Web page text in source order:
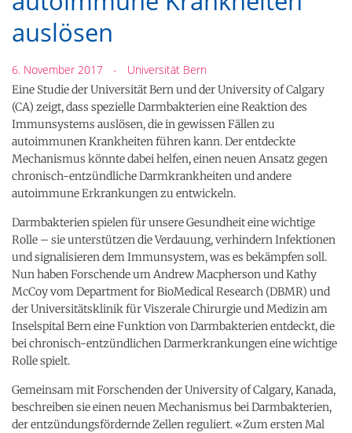
auslösen
6. November 2017 - Universität Bern
Eine Studie der Universität Bern und der University of Calgary
(CA) zeigt, dass spezielle Darmbakterien eine Reaktion des
Immunsystems auslösen, die in gewissen Fällen zu
autoimmunen Krankheiten führen kann. Der entdeckte
Mechanismus könnte dabei helfen, einen neuen Ansatz gegen
chronisch-entzündliche Darmkrankheiten und andere
autoimmune Erkrankungen zu entwickeln.
Darmbakterien spielen für unsere Gesundheit eine wichtige
Rolle – sie unterstützen die Verdauung, verhindern Infektionen
und signalisieren dem Immunsystem, was es bekämpfen soll.
Nun haben Forschende um Andrew Macpherson und Kathy
McCoy vom Department for BioMedical Research (DBMR) und
der Universitätsklinik für Viszerale Chirurgie und Medizin am
Inselspital Bern eine Funktion von Darmbakterien entdeckt, die
bei chronisch-entzündlichen Darmerkrankungen eine wichtige
Rolle spielt.
Gemeinsam mit Forschenden der University of Calgary, Kanada,
beschreiben sie einen neuen Mechanismus bei Darmbakterien,
der entzündungsfördernde Zellen reguliert. «Zum ersten Mal